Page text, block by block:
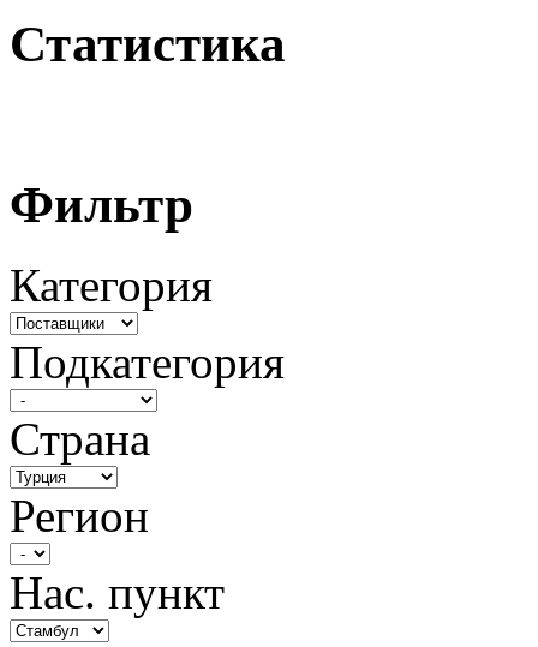
Статистика
Фильтр
Категория
Подкатегория
Страна
Регион
Нас. пункт